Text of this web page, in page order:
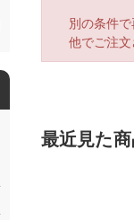
別の条件
他でご注文
最近見た